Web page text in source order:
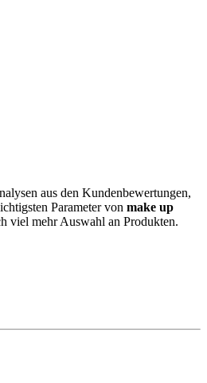
aus den Kundenbewertungen,
Parameter von make up
viel mehr Auswahl an Produkten.